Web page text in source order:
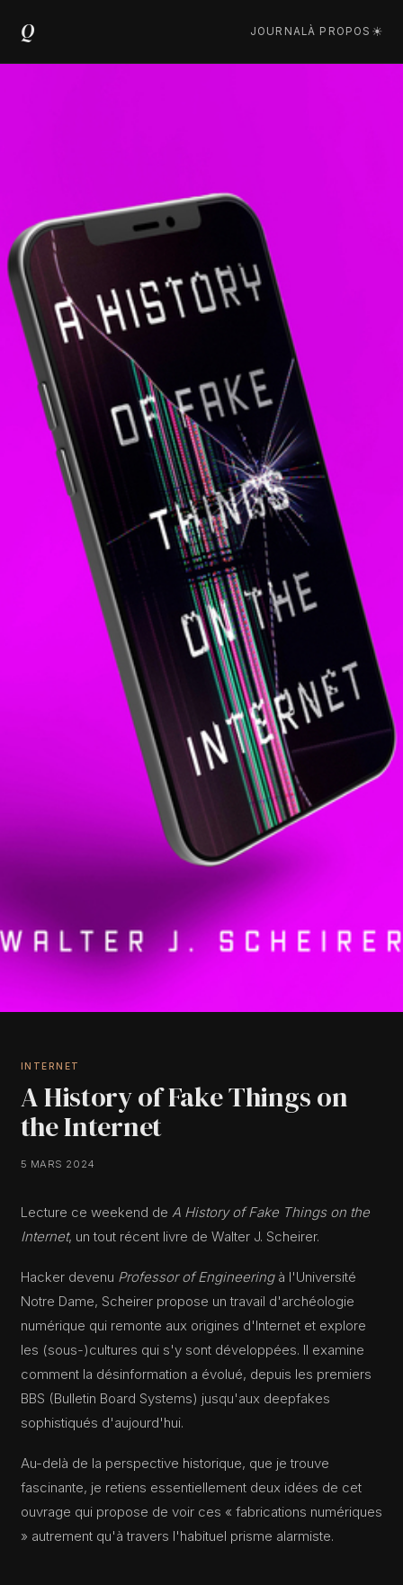
Q JOURNAL À PROPOS ☀︎
INTERNET
A History of Fake Things on
the Internet
5 MARS 2024
Lecture ce weekend de A History of Fake Things on the
Internet, un tout récent livre de Walter J. Scheirer.
Hacker devenu Professor of Engineeringà l'Université
Notre Dame, Scheirer propose un travail d'archéologie
numérique qui remonte aux origines d'Internet et explore
les (sous-)cultures qui s'y sont développées. Il examine
comment la désinformation a évolué, depuis les premiers
BBS (Bulletin Board Systems) jusqu'aux deepfakes
sophistiqués d'aujourd'hui.
Au-delà de la perspective historique, que je trouve
fascinante, je retiens essentiellement deux idées de cet
ouvrage qui propose de voir ces « fabrications numériques
» autrement qu'à travers l'habituel prisme alarmiste.